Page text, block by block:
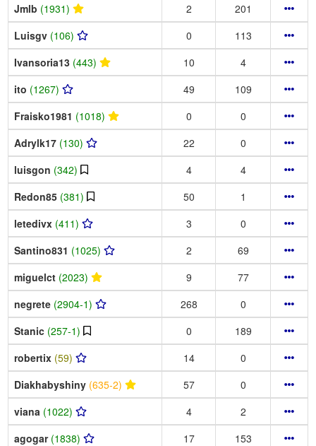
Jmlb (1931) 2
201
Luisgv (106) 0
113
Ivansoria13 (443) 10
4
ito (1267) 49
109
Fraisko1981 (1018) 0
0
Adrylk17 (130) 22
0
luisgon (342) 4
4
Redon85 (381) 50
1
letedivx (411) 3
0
Santino831 (1025) 2
69
miguelct (2023) 9
77
negrete (2904-1) 268
0
Stanic (257-1) 0
189
robertix (59) 14
0
Diakhabyshiny (635-2) 57
0
viana (1022) 4
2
agogar (1838) 17
153